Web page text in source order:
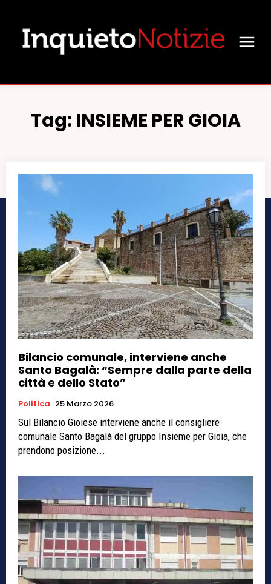
Tag: INSIEME PER GIOIA
Bilancio comunale, interviene anche
Santo Bagalà: “Sempre dalla parte della
città e dello Stato”
Politica 25 Marzo 2026
Sul Bilancio Gioiese interviene anche il consigliere
comunale Santo Bagalà del gruppo Insieme per Gioia, che
prendono posizione...